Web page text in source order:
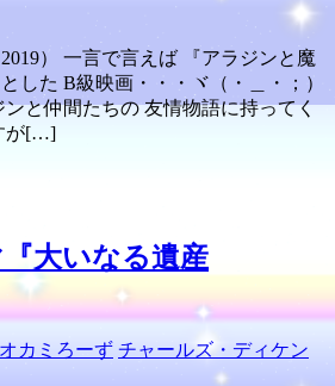
2019） 一言で言えば 『アラジンと魔
した B級映画・・・ヾ（・＿・；）
と仲間たちの 友情物語に持ってく
が[…]
大いなる遺産
カミろーず チャールズ・ディケン